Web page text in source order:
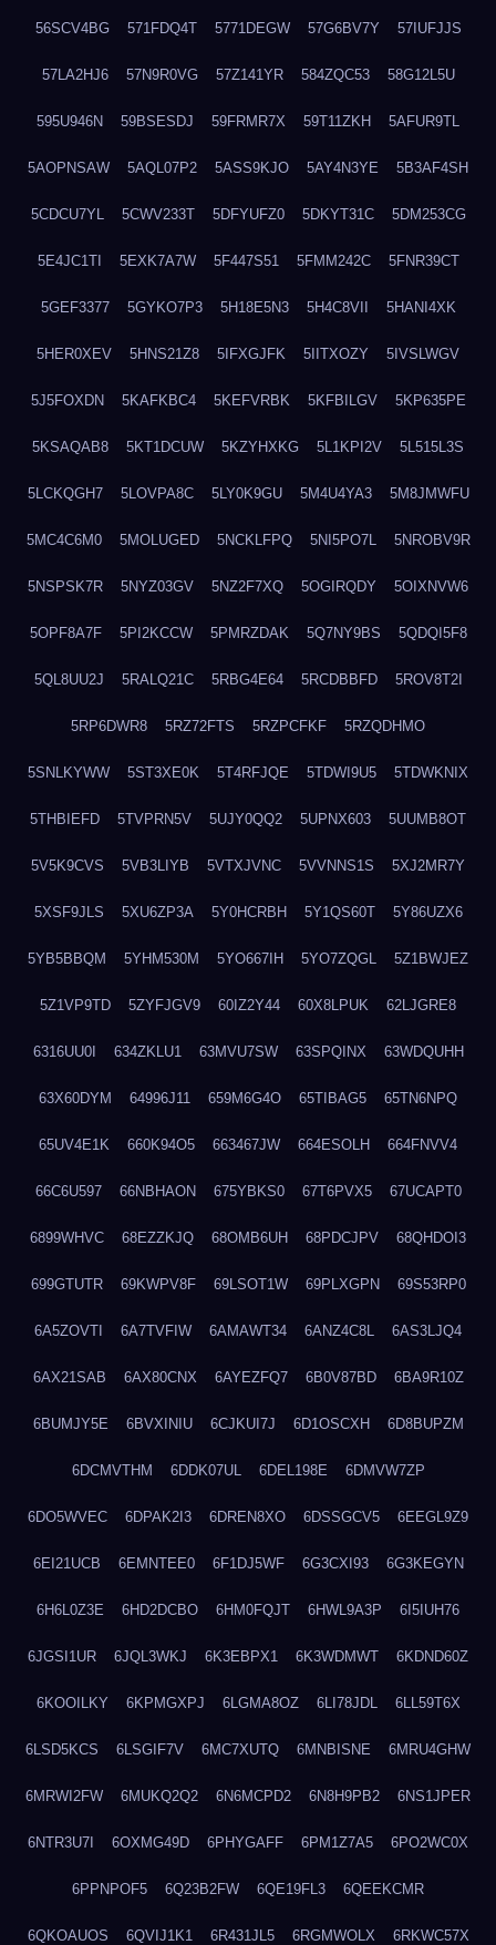
56SCV4BG 571FDQ4T 5771DEGW 57G6BV7Y 57IUFJJS
57LA2HJ6 57N9R0VG 57Z141YR 584ZQC53 58G12L5U
595U946N 59BSESDJ 59FRMR7X 59T11ZKH 5AFUR9TL
5AOPNSAW 5AQL07P2 5ASS9KJO 5AY4N3YE 5B3AF4SH
5CDCU7YL 5CWV233T 5DFYUFZ0 5DKYT31C 5DM253CG
5E4JC1TI 5EXK7A7W 5F447S51 5FMM242C 5FNR39CT
5GEF3377 5GYKO7P3 5H18E5N3 5H4C8VII 5HANI4XK
5HER0XEV 5HNS21Z8 5IFXGJFK 5IITXOZY 5IVSLWGV
5J5FOXDN 5KAFKBC4 5KEFVRBK 5KFBILGV 5KP635PE
5KSAQAB8 5KT1DCUW 5KZYHXKG 5L1KPI2V 5L515L3S
5LCKQGH7 5LOVPA8C 5LY0K9GU 5M4U4YA3 5M8JMWFU
5MC4C6M0 5MOLUGED 5NCKLFPQ 5NI5PO7L 5NROBV9R
5NSPSK7R 5NYZ03GV 5NZ2F7XQ 5OGIRQDY 5OIXNVW6
5OPF8A7F 5PI2KCCW 5PMRZDAK 5Q7NY9BS 5QDQI5F8
5QL8UU2J 5RALQ21C 5RBG4E64 5RCDBBFD 5ROV8T2I
5RP6DWR8 5RZ72FTS 5RZPCFKF 5RZQDHMO
5SNLKYWW 5ST3XE0K 5T4RFJQE 5TDWI9U5 5TDWKNIX
5THBIEFD 5TVPRN5V 5UJY0QQ2 5UPNX603 5UUMB8OT
5V5K9CVS 5VB3LIYB 5VTXJVNC 5VVNNS1S 5XJ2MR7Y
5XSF9JLS 5XU6ZP3A 5Y0HCRBH 5Y1QS60T 5Y86UZX6
5YB5BBQM 5YHM530M 5YO667IH 5YO7ZQGL 5Z1BWJEZ
5Z1VP9TD 5ZYFJGV9 60IZ2Y44 60X8LPUK 62LJGRE8
6316UU0I 634ZKLU1 63MVU7SW 63SPQINX 63WDQUHH
63X60DYM 64996J11 659M6G4O 65TIBAG5 65TN6NPQ
65UV4E1K 660K94O5 663467JW 664ESOLH 664FNVV4
66C6U597 66NBHAON 675YBKS0 67T6PVX5 67UCAPT0
6899WHVC 68EZZKJQ 68OMB6UH 68PDCJPV 68QHDOI3
699GTUTR 69KWPV8F 69LSOT1W 69PLXGPN 69S53RP0
6A5ZOVTI 6A7TVFIW 6AMAWT34 6ANZ4C8L 6AS3LJQ4
6AX21SAB 6AX80CNX 6AYEZFQ7 6B0V87BD 6BA9R10Z
6BUMJY5E 6BVXINIU 6CJKUI7J 6D1OSCXH 6D8BUPZM
6DCMVTHM 6DDK07UL 6DEL198E 6DMVW7ZP
6DO5WVEC 6DPAK2I3 6DREN8XO 6DSSGCV5 6EEGL9Z9
6EI21UCB 6EMNTEE0 6F1DJ5WF 6G3CXI93 6G3KEGYN
6H6L0Z3E 6HD2DCBO 6HM0FQJT 6HWL9A3P 6I5IUH76
6JGSI1UR 6JQL3WKJ 6K3EBPX1 6K3WDMWT 6KDND60Z
6KOOILKY 6KPMGXPJ 6LGMA8OZ 6LI78JDL 6LL59T6X
6LSD5KCS 6LSGIF7V 6MC7XUTQ 6MNBISNE 6MRU4GHW
6MRWI2FW 6MUKQ2Q2 6N6MCPD2 6N8H9PB2 6NS1JPER
6NTR3U7I 6OXMG49D 6PHYGAFF 6PM1Z7A5 6PO2WC0X
6PPNPOF5 6Q23B2FW 6QE19FL3 6QEEKCMR
6QKOAUOS 6QVIJ1K1 6R431JL5 6RGMWOLX 6RKWC57X